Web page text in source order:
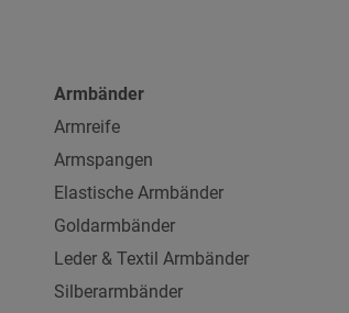
Armbänder
Armreife
Armspangen
Elastische Armbänder
Goldarmbänder
Leder & Textil Armbänder
Silberarmbänder